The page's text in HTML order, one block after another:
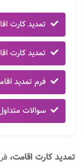
تمدید کارت
تمدید کارت
فرم تمدید
سوالات
تمدید کارت اقامت،